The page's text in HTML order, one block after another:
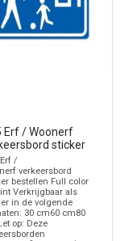
Erf / Woonerf
sticker
/
verkeersbord
bestellen Full color
Verkrijgbaar als
in de volgende
30 cm60 cm80
op: Deze